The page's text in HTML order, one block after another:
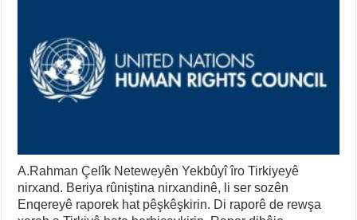
A.Rahman Çelîk Neteweyên Yekbûyî îro Tirkiyeyê
nirxand. Beriya rûniştina nirxandinê, li ser sozên
Enqereyê raporek hat pêşkêşkirin. Di raporê de rewşa